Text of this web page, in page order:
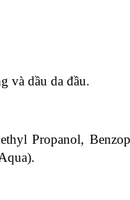
và dầu da đầu.
Propanol,
.